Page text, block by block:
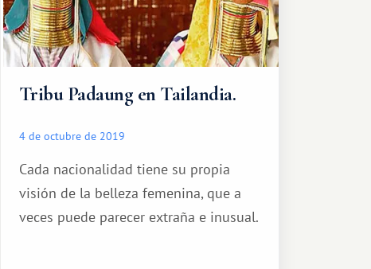
Tribu Padaung en Tailandia.
4 de octubre de 2019
Cada nacionalidad tiene su propia
visión de la belleza femenina, que a
veces puede parecer extraña e inusual.